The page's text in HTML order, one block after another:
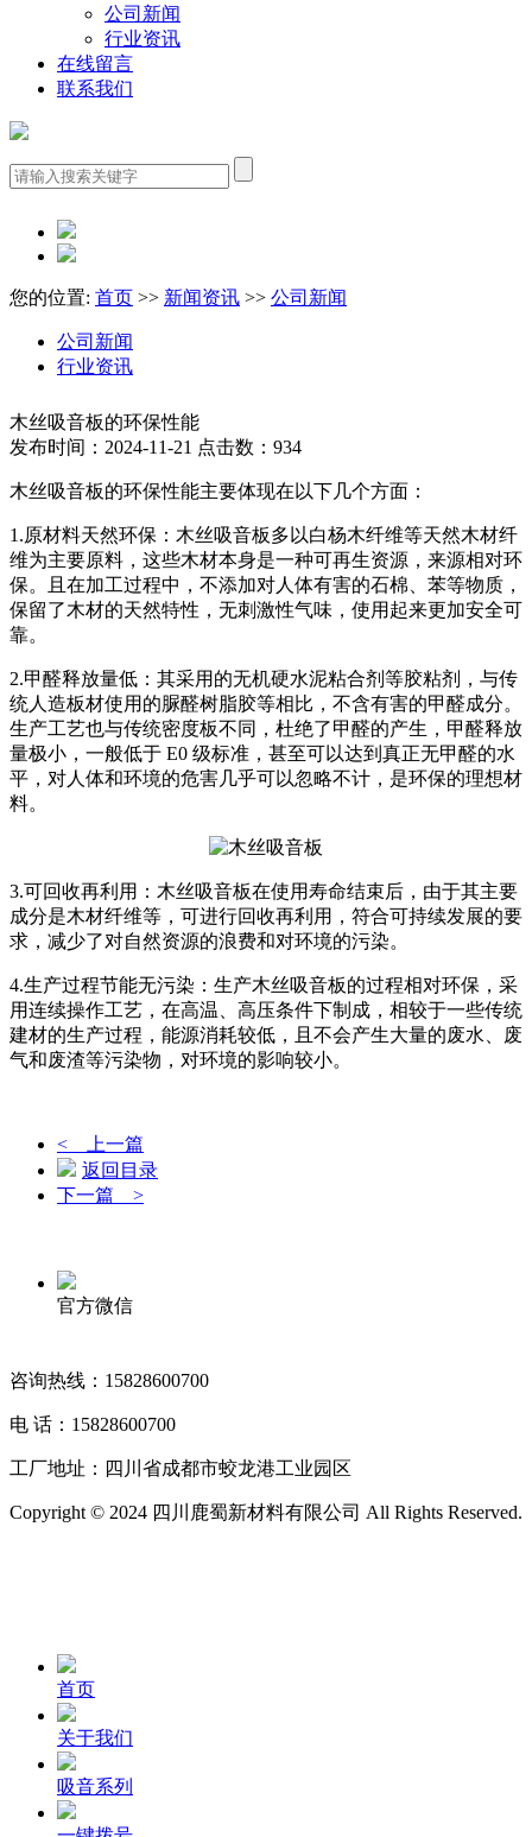
公司新闻
行业资讯
在线留言
联系我们
您的位置: 首页 >> 新闻资讯 >> 公司新闻
公司新闻
行业资讯
木丝吸音板的环保性能
发布时间：2024-11-21 点击数：934
木丝吸音板的环保性能主要体现在以下几个方面：
1.原材料天然环保：木丝吸音板多以白杨木纤维等天然木材纤
维为主要原料，这些木材本身是一种可再生资源，来源相对环
保。且在加工过程中，不添加对人体有害的石棉、苯等物质，
保留了木材的天然特性，无刺激性气味，使用起来更加安全可
靠。
2.甲醛释放量低：其采用的无机硬水泥粘合剂等胶粘剂，与传
统人造板材使用的脲醛树脂胶等相比，不含有害的甲醛成分。
生产工艺也与传统密度板不同，杜绝了甲醛的产生，甲醛释放
量极小，一般低于 E0 级标准，甚至可以达到真正无甲醛的水
平，对人体和环境的危害几乎可以忽略不计，是环保的理想材
料。
3.可回收再利用：木丝吸音板在使用寿命结束后，由于其主要
成分是木材纤维等，可进行回收再利用，符合可持续发展的要
求，减少了对自然资源的浪费和对环境的污染。
4.生产过程节能无污染：生产木丝吸音板的过程相对环保，采
用连续操作工艺，在高温、高压条件下制成，相较于一些传统
建材的生产过程，能源消耗较低，且不会产生大量的废水、废
气和废渣等污染物，对环境的影响较小。
< 上一篇
返回目录
下一篇 >
官方微信
咨询热线：15828600700
电 话：15828600700
工厂地址：四川省成都市蛟龙港工业园区
Copyright © 2024 四川鹿蜀新材料有限公司 All Rights Reserved.
首页
关于我们
吸音系列